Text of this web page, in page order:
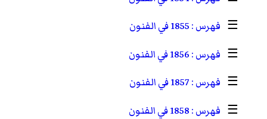
☰
1855 في الفنون
☰
1856 في الفنون
☰
1857 في الفنون
☰
1858 في الفنون